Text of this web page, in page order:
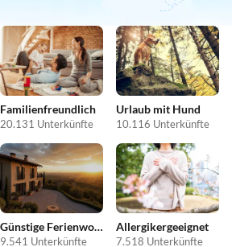
Familienfreundlich
20.131 Unterkünfte
Urlaub mit Hund
10.116 Unterkünfte
Günstige Ferienwohnungen
9.541 Unterkünfte
Allergikergeeignet
7.518 Unterkünfte